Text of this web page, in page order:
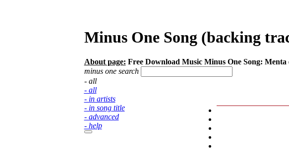
Minus One Song (backing
About page: Free Download Music Minus One Song:
minus one search
- all
- all
- in artists
- in song title
- advanced
- help